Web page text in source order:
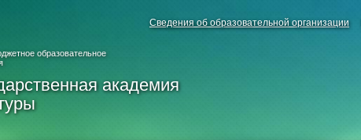
Сведения об образовательной организации
образовательное
академия